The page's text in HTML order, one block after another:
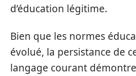
d’éducation légitime.
Bien que les normes
évolué, la persistance de
langage courant